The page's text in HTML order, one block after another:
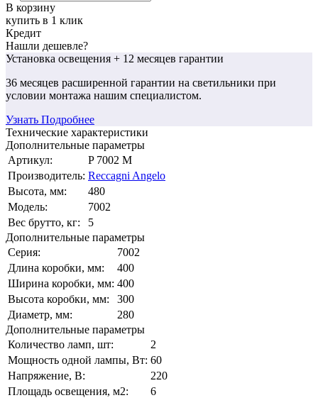
В корзину
купить в 1 клик
Кредит
Нашли дешевле?
Установка освещения + 12 месяцев гарантии
36 месяцев расширенной гарантии на светильники при
условии монтажа нашим специалистом.
Узнать Подробнее
Технические характеристики
Дополнительные параметры
Артикул:
P 7002 M
Производитель: Reccagni Angelo
Высота, мм:
480
Модель:
7002
Вес брутто, кг:
5
Дополнительные параметры
Серия:
7002
Длина коробки, мм:
400
Ширина коробки, мм: 400
Высота коробки, мм:
300
Диаметр, мм:
280
Дополнительные параметры
Количество ламп, шт:
2
Мощность одной лампы, Вт: 60
Напряжение, В:
220
Площадь освещения, м2:
6